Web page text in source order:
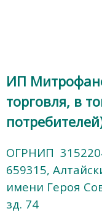
ИП
торговля, в
ОГРНИП
659315,
имени Героя
зд. 74